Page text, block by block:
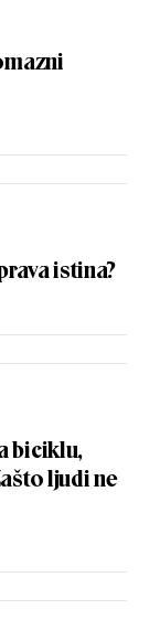
istina?
biciklu,
ljudi ne